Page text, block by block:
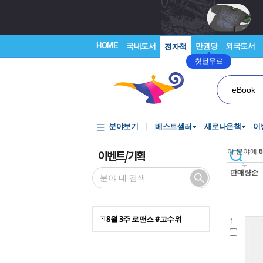
HOME 국내도서 전자책 만권당
첫달무료
외국도서
eBook
분야보기 베스트셀러 새로나온책 이
이벤트/기획
8월 3주 로맨스 #고수위
이 분야에 6
판매량순
1.